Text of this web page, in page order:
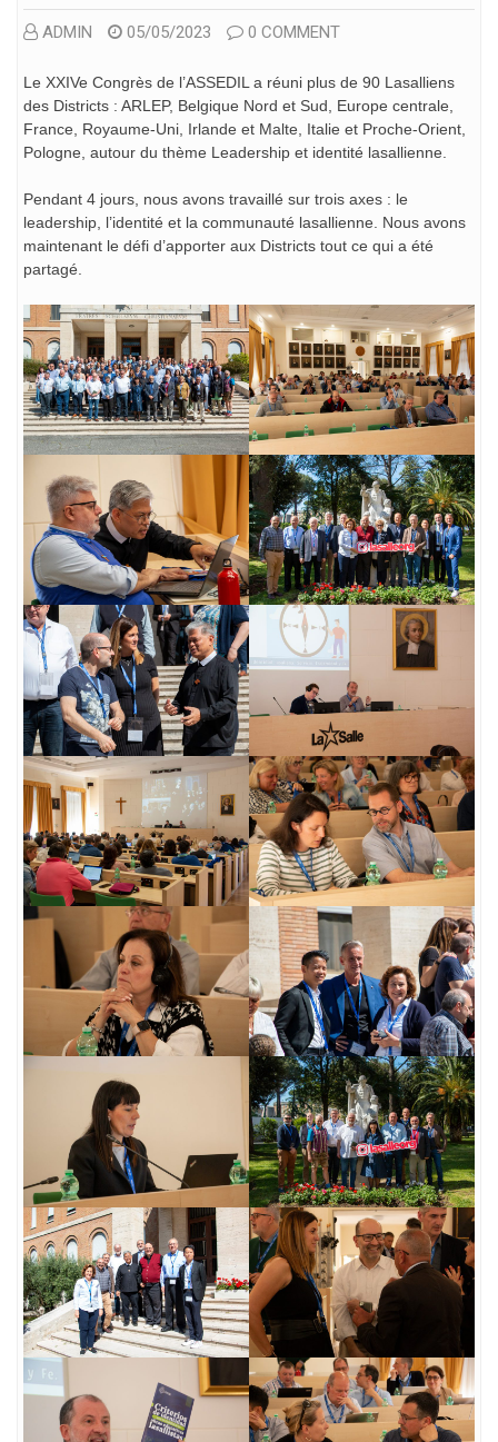
ADMIN 05/05/2023 0 COMMENT
Le XXIVe Congrès de l’ASSEDIL a réuni plus de 90 Lasalliens
des Districts : ARLEP, Belgique Nord et Sud, Europe centrale,
France, Royaume-Uni, Irlande et Malte, Italie et Proche-Orient,
Pologne, autour du thème Leadership et identité lasallienne.
Pendant 4 jours, nous avons travaillé sur trois axes : le
leadership, l’identité et la communauté lasallienne. Nous avons
maintenant le défi d’apporter aux Districts tout ce qui a été
partagé.